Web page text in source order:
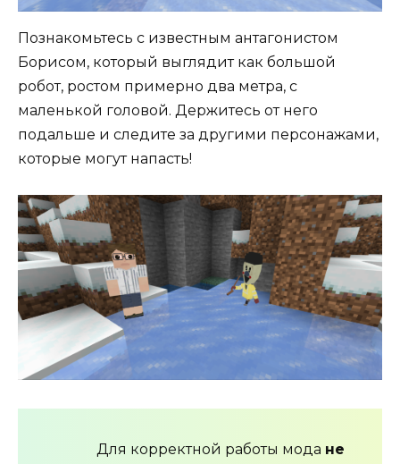
Познакомьтесь с известным антагонистом
Борисом, который выглядит как большой
робот, ростом примерно два метра, с
маленькой головой. Держитесь от него
подальше и следите за другими персонажами,
которые могут напасть!
Для корректной работы мода не